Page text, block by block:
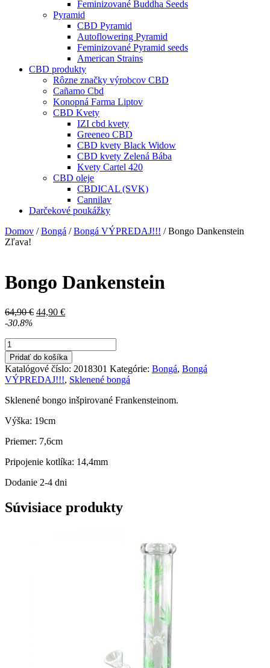
Feminizované Buddha Seeds
Pyramid
CBD Pyramid
Autoflowering Pyramid
Feminizované Pyramid seeds
American Strains
CBD produkty
Rôzne značky výrobcov CBD
Cañamo Cbd
Konopná Farma Liptov
CBD Kvety
IZI cbd kvety
Greeneo CBD
CBD kvety Black Widow
CBD kvety Zelená Bába
Kvety Cartel 420
CBD oleje
CBDICAL (SVK)
Cannilav
Darčekové poukážky
Domov /Bongá /Bongá VÝPREDAJ!!! / Bongo Dankenstein
Zľava!
Bongo Dankenstein
64,90€ Pôvodná
44,90 €Aktuálna
-30.8%
množstvo
Bongo
Dankenstein
Pridať do košíka
Katalógové číslo: 2018301 Kategórie: Bongá, Bongá
VÝPREDAJ!!!, Sklenené bongá
Sklenené bongo inšpirované Frankensteinom.
Výška: 19cm
Priemer: 7,6cm
Pripojenie kotlíka: 14,4mm
Dodanie 2-4 dni
Súvisiace produkty